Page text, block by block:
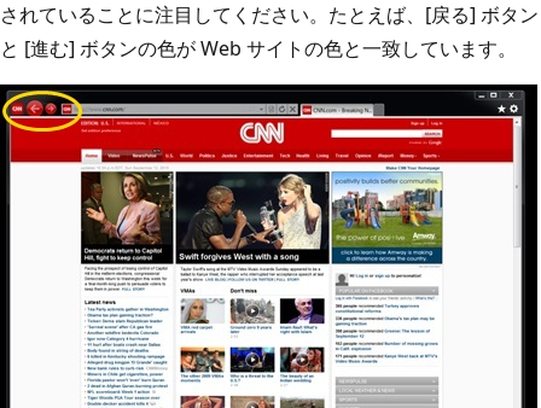
されていることに注目してください。たとえば、[戻る] ボタン
と [進む] ボタンの色が Web サイトの色と一致しています。